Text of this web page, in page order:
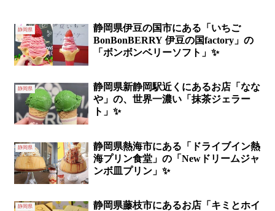
静岡県
静岡県伊豆の国市にある「いちご
BonBonBERRY 伊豆の国factory」の
「ボンボンベリーソフト」✨
静岡県
静岡県新静岡駅近くにあるお店「なな
や」の、世界一濃い「抹茶ジェラー
ト」✨
静岡県
静岡県熱海市にある「ドライブイン熱
海プリン食堂」の「Newドリームジャ
ンボ皿プリン」✨
静岡県
静岡県藤枝市にあるお店「キミとホイ